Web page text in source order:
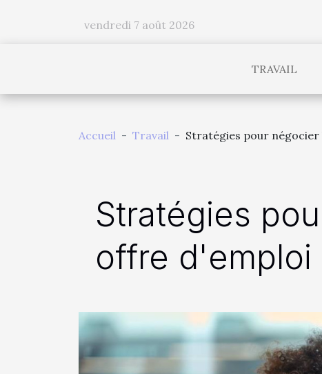
vendredi 7 août 2026
TRAVAIL
Accueil Travail Stratégies pour
Stratégies
offre d'emploi